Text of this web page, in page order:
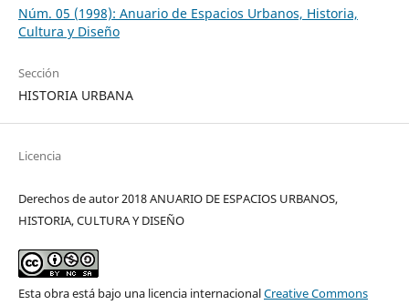
Núm. 05 (1998): Anuario de Espacios Urbanos, Historia,
Cultura y Diseño
Sección
HISTORIA URBANA
Licencia
Derechos de autor 2018 ANUARIO DE ESPACIOS URBANOS,
HISTORIA, CULTURA Y DISEÑO
Esta obra está bajo una licencia internacionalCreative Commons